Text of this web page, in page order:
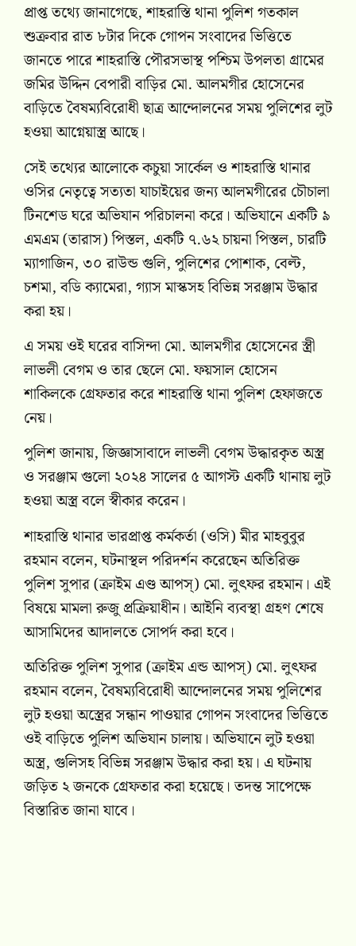
প্রাপ্ত তথ্যে জানাগেছে, শাহরাস্তি থানা পুলিশ গতকাল
শুক্রবার রাত ৮টার দিকে গোপন সংবাদের ভিত্তিতে
জানতে পারে শাহরাস্তি পৌরসভাস্থ পশ্চিম উপলতা গ্রামের
জমির উদ্দিন বেপারী বাড়ির মো. আলমগীর হোসেনের
বাড়িতে বৈষম্যবিরোধী ছাত্র আন্দোলনের সময় পুলিশের লুট
হওয়া আগ্নেয়াস্ত্র আছে।
সেই তথ্যের আলোকে কচুয়া সার্কেল ও শাহরাস্তি থানার
ওসির নেতৃত্বে সত্যতা যাচাইয়ের জন্য আলমগীরের চৌচালা
টিনশেড ঘরে অভিযান পরিচালনা করে। অভিযানে একটি ৯
এমএম (তারাস) পিস্তল, একটি ৭.৬২ চায়না পিস্তল, চারটি
ম্যাগাজিন, ৩০ রাউন্ড গুলি, পুলিশের পোশাক, বেল্ট,
চশমা, বডি ক্যামেরা, গ্যাস মাস্কসহ বিভিন্ন সরঞ্জাম উদ্ধার
করা হয়।
এ সময় ওই ঘরের বাসিন্দা মো. আলমগীর হোসেনের স্ত্রী
লাভলী বেগম ও তার ছেলে মো. ফয়সাল হোসেন
শাকিলকে গ্রেফতার করে শাহরাস্তি থানা পুলিশ হেফাজতে
নেয়।
পুলিশ জানায়, জিজ্ঞাসাবাদে লাভলী বেগম উদ্ধারকৃত অস্ত্র
ও সরঞ্জাম গুলো ২০২৪ সালের ৫ আগস্ট একটি থানায় লুট
হওয়া অস্ত্র বলে স্বীকার করেন।
শাহরাস্তি থানার ভারপ্রাপ্ত কর্মকর্তা (ওসি) মীর মাহবুবুর
রহমান বলেন, ঘটনাস্থল পরিদর্শন করেছেন অতিরিক্ত
পুলিশ সুপার (ক্রাইম এণ্ড আপস্) মো. লুৎফর রহমান। এই
বিষয়ে মামলা রুজু প্রক্রিয়াধীন। আইনি ব্যবস্থা গ্রহণ শেষে
আসামিদের আদালতে সোপর্দ করা হবে।
অতিরিক্ত পুলিশ সুপার (ক্রাইম এন্ড আপস্) মো. লুৎফর
রহমান বলেন, বৈষম্যবিরোধী আন্দোলনের সময় পুলিশের
লুট হওয়া অস্ত্রের সন্ধান পাওয়ার গোপন সংবাদের ভিত্তিতে
ওই বাড়িতে পুলিশ অভিযান চালায়। অভিযানে লুট হওয়া
অস্ত্র, গুলিসহ বিভিন্ন সরঞ্জাম উদ্ধার করা হয়। এ ঘটনায়
জড়িত ২ জনকে গ্রেফতার করা হয়েছে। তদন্ত সাপেক্ষে
বিস্তারিত জানা যাবে।